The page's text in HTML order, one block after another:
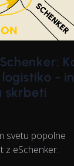
- in
skrbeti
svetu popolne
z eSchenker.